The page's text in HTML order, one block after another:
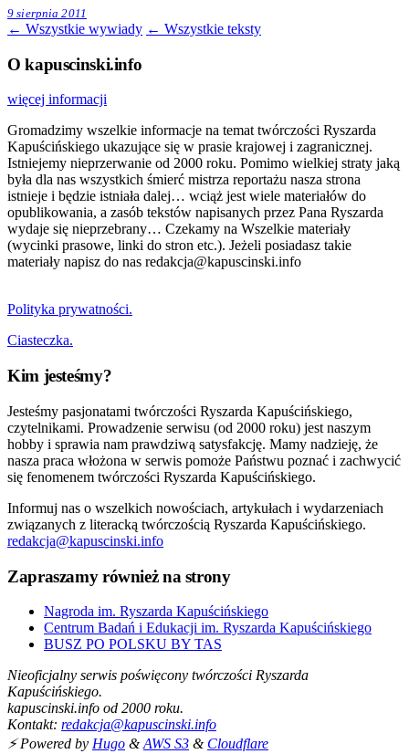
9 sierpnia 2011
← Wszystkie wywiady ← Wszystkie teksty
O kapuscinski.info
więcej informacji
Gromadzimy wszelkie informacje na temat twórczości Ryszarda
Kapuścińskiego ukazujące się w prasie krajowej i zagranicznej.
Istniejemy nieprzerwanie od 2000 roku. Pomimo wielkiej straty jaką
była dla nas wszystkich śmierć mistrza reportażu nasza strona
istnieje i będzie istniała dalej… wciąż jest wiele materiałów do
opublikowania, a zasób tekstów napisanych przez Pana Ryszarda
wydaje się nieprzebrany… Czekamy na Wszelkie materiały
(wycinki prasowe, linki do stron etc.). Jeżeli posiadasz takie
materiały napisz do nas redakcja@kapuscinski.info
Polityka prywatności.
Ciasteczka.
Kim jesteśmy?
Jesteśmy pasjonatami twórczości Ryszarda Kapuścińskiego,
czytelnikami. Prowadzenie serwisu (od 2000 roku) jest naszym
hobby i sprawia nam prawdziwą satysfakcję. Mamy nadzieję, że
nasza praca włożona w serwis pomoże Państwu poznać i zachwycić
się fenomenem twórczości Ryszarda Kapuścińskiego.
Informuj nas o wszelkich nowościach, artykułach i wydarzeniach
związanych z literacką twórczością Ryszarda Kapuścińskiego.
redakcja@kapuscinski.info
Zapraszamy również na strony
Nagroda im. Ryszarda Kapuścińskiego
Centrum Badań i Edukacji im. Ryszarda Kapuścińskiego
BUSZ PO POLSKU BY TAS
Nieoficjalny serwis poświęcony twórczości Ryszarda
Kapuścińskiego.
kapuscinski.info od 2000 roku.
Kontakt: redakcja@kapuscinski.info
⚡ Powered by Hugo & AWS S3 & Cloudflare